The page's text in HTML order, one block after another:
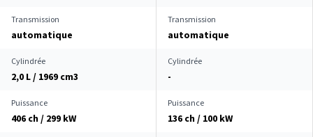
Transmission
automatique
Transmission
automatique
Cylindrée
2,0 L / 1969 cm3
Cylindrée
-
Puissance
406 ch / 299 kW
Puissance
136 ch / 100 kW